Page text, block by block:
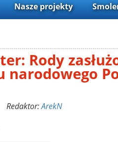
Nasze projekty
Rody
narodowego
Redaktor:ArekN